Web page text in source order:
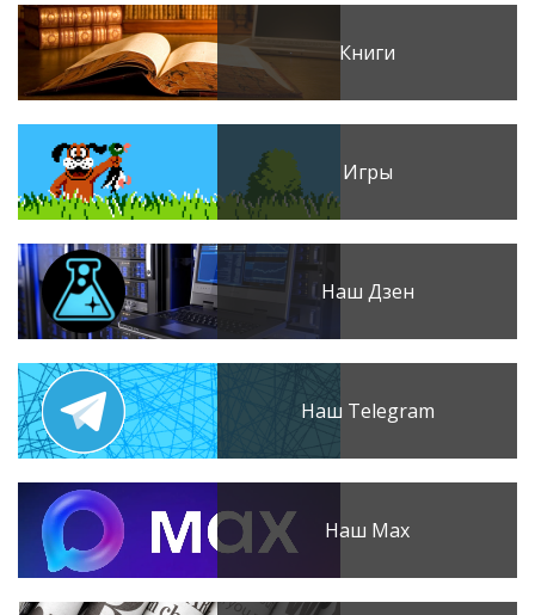
Книги
Игры
Наш Дзен
Наш Telegram
Наш Max